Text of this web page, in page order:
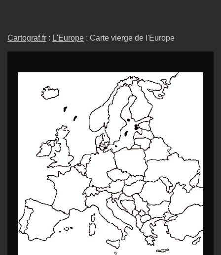
Cartograf.fr : L'Europe : Carte vierge de l'Europe